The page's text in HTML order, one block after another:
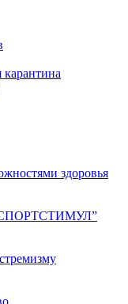
здоровья
“СПОРТСТИМУЛ”